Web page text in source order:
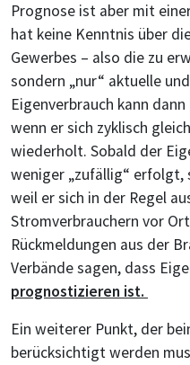
Prognose ist aber mit
hat keine Kenntnis über
Gewerbes – also die zu
sondern „nur“ aktuelle
Eigenverbrauch kann
wenn er sich zyklisch
wiederholt. Sobald der
weniger „zufällig“
weil er sich in der Regel
Stromverbrauchern vor
Rückmeldungen aus der
Verbände sagen, dass
prognostizieren ist.
Ein weiterer Punkt, der
berücksichtigt werden